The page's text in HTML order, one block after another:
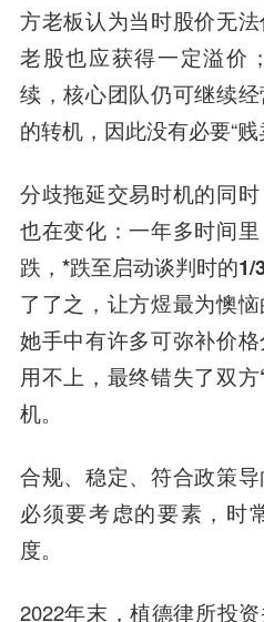
方老板认为当时股价无
老股也应获得一定溢价；
续，核心团队仍可继续
的转机，因此没有必要“贱
分歧拖延交易时机的同时
也在变化：一年多时间
跌，*跌至启动谈判时的1/
了了之，让方煜最为懊
她手中有许多可弥补价
用不上，最终错失了双
机。
合规、稳定、符合政策
必须要考虑的要素，时
度。
2022年末，植德律所投